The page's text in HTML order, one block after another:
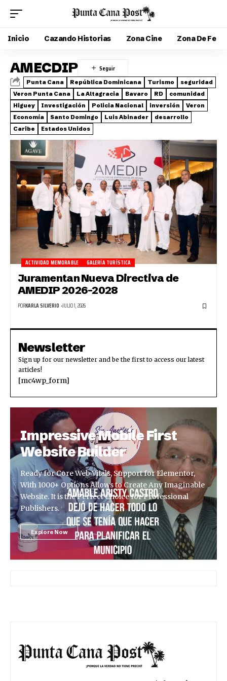
Inicio Cazando Historias Zona Cine Zona De Fe
AMECDIP
Punta Cana República Dominicana Turismo
seguridad
Veron Punta Cana
La Altagracia Bavaro RD
comunidad
Higuey
Investigación Policia Nacional inversión
Veron
Economía
Santo Domingo Luis Abinader
desarrollo
Caribe
Estados Unidos
ACTIVIDAD MEMORABLE GALERÍA TURÍSTICA
Juramentan Nueva Directiva de
AMEDIP 2026-2028
PORKARLA SILVERIO JULIO 1, 2026
Newsletter
Sign up for our newsletter and be the first to access our latest
articles!
[mc4wp_form]
Impressive Mobile First
Website Builder
Ready for Core Web Vitals, Support for Elementor,
With 1000+ Options Allows to Create Any Imaginable
Website. It is the Perfect Choice for Professional
Publishers.
Explore Now